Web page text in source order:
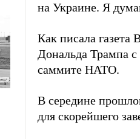
на Украине. Я
Как писала
Дональда Трампа
саммите НАТО.
В середине
для скорейшего